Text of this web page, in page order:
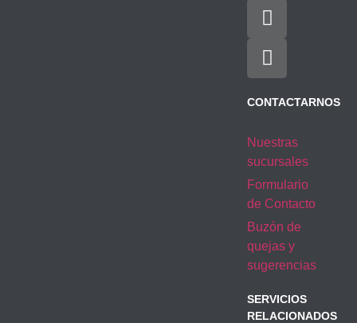
CONTACTARNOS
Nuestras
sucursales
Formulario
de Contacto
Buzón de
quejas y
sugerencias
SERVICIOS
RELACIONADOS